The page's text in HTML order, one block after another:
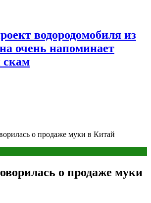
водородомобиля из
очень напоминает
скам
о продаже муки в Китай
о продаже муки